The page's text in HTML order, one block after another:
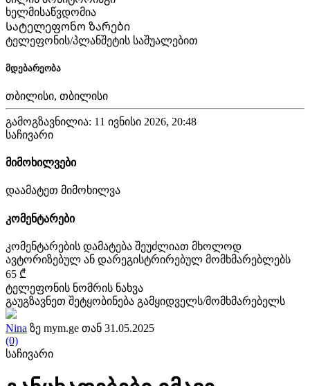
ხელმისაწვდომია
Სატელეფონო ზარები
ტელეფონის/პლანშეტის საშუალებით
მდებარეობა
თბილისი, თბილისი
გამოგზავნილია: 11 ივნისი 2026, 20:48
საჩივარი
მიმოხილვები
დაამატეთ მიმოხილვა
კომენტარები
კომენტარების დამატება შეუძლიათ მხოლოდ
ავტორიზებულ ან დარეგისტრირებულ მომხმარებლებს
65 ₾
ტელეფონის ნომრის ნახვა
გაუგზავნეთ შეტყობინება გამყიდველს/მომხმარებელს
Nina ზე mym.ge თან 31.05.2025
(0)
საჩივარი